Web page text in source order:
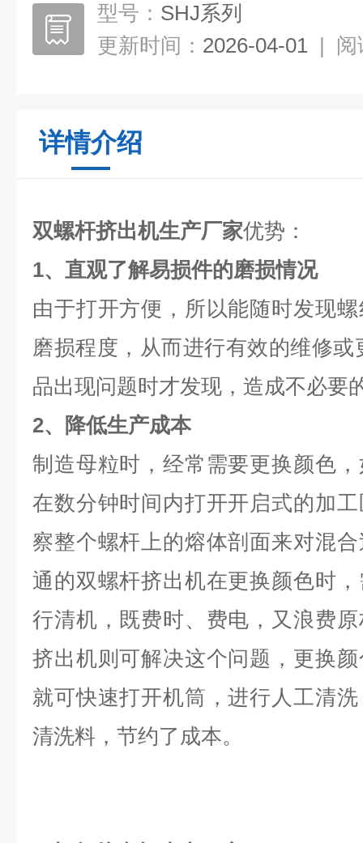
型号： SHJ系列
更新时间： 2026-04-01 | 阅
详情介绍
双螺杆挤出机生产厂家优势：
1、直观了解易损件的磨损情况
由于打开方便，所以能随时发现
磨损程度，从而进行有效的维修
品出现问题时才发现，造成不必要
2、降低生产成本
制造母粒时，经常需要更换颜色
在数分钟时间内打开开启式的加
察整个螺杆上的熔体剖面来对混
通的双螺杆挤出机在更换颜色时
行清机，既费时、费电，又浪费
挤出机则可解决这个问题，更换
就可快速打开机筒，进行人工清
清洗料，节约了成本。